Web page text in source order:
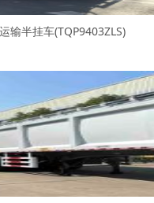
输半挂车(TQP9403ZLS)